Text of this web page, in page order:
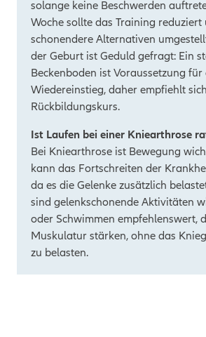
solange keine Beschwerden
Woche sollte das Training reduziert
schonendere Alternativen
der Geburt ist Geduld gefragt: Ein
Beckenboden ist Voraussetzung für
Wiedereinstieg, daher empfiehlt
Rückbildungskurs.
Ist Laufen bei einer Kniearthrose
Bei Kniearthrose ist Bewegung
kann das Fortschreiten der
da es die Gelenke zusätzlich
sind gelenkschonende Aktivitäten
oder Schwimmen empfehlenswert,
Muskulatur stärken, ohne das
zu belasten.